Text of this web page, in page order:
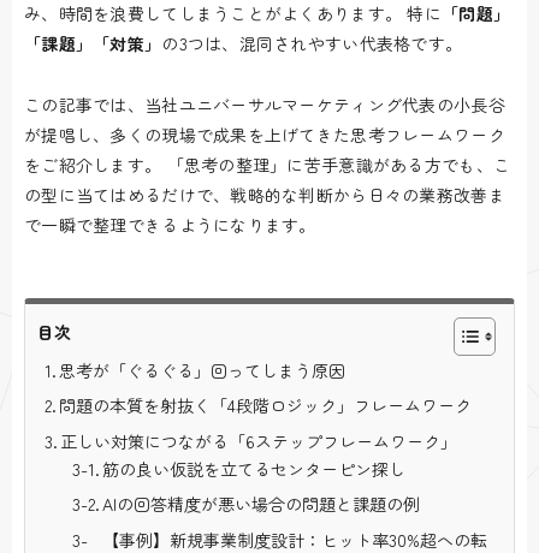
み、時間を浪費してしまうことがよくあります。 特に 「問題」
「課題」「対策」 の3つは、混同されやすい代表格です。
この記事では、当社ユニバーサルマーケティング代表の小長谷
が提唱し、多くの現場で成果を上げてきた思考フレームワーク
をご紹介します。 「思考の整理」に苦手意識がある方でも、こ
の型に当てはめるだけで、戦略的な判断から日々の業務改善ま
で一瞬で整理できるようになります。
目次
思考が「ぐるぐる」回ってしまう原因
問題の本質を射抜く「4段階ロジック」フレームワーク
正しい対策につながる「6ステップフレームワーク」
筋の良い仮説を立てるセンターピン探し
AIの回答精度が悪い場合の問題と課題の例
【事例】新規事業制度設計：ヒット率30%超への転